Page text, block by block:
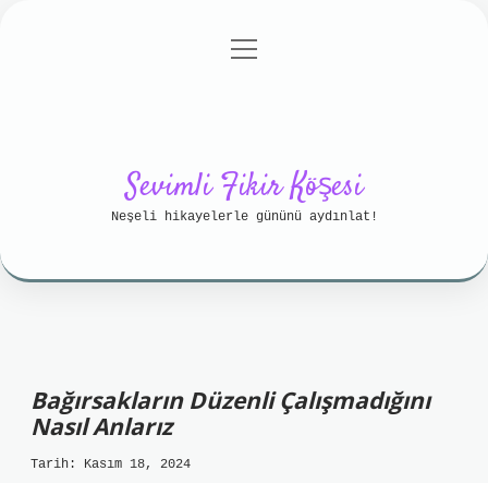
Gizlilik Politikası
menüyü
Sevimli Fikir Köşesi
Neşeli hikayelerle gününü aydınlat!
Bağırsakların Düzenli Çalışmadığını
Nasıl Anlarız
Tarih: Kasım 18, 2024